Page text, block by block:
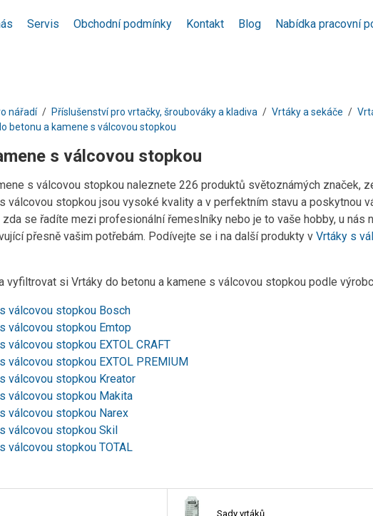
Servis Obchodní podmínky Kontakt Blog Nabídka pracovní
nářadí Příslušenství pro vrtačky, šroubováky a kladiva Vrtáky a sekáče
betonu a kamene s válcovou stopkou
s válcovou stopkou
s válcovou stopkou naleznete 226 produktů světoznámých značek,
válcovou stopkou jsou vysoké kvality a v perfektním stavu a poskytnou
se řadíte mezi profesionální řemeslníky nebo je to vaše hobby, u nás
přesně vašim potřebám. Podívejte se i na další produkty v Vrtáky s
si Vrtáky do betonu a kamene s válcovou stopkou podle
válcovou stopkou Bosch
válcovou stopkou Emtop
válcovou stopkou EXTOL CRAFT
válcovou stopkou EXTOL PREMIUM
válcovou stopkou Kreator
válcovou stopkou Makita
válcovou stopkou Narex
válcovou stopkou Skil
válcovou stopkou TOTAL
Sady vrtáků